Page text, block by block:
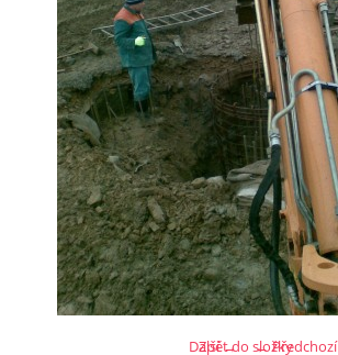
← Předchozí
Další →
Zpět do složky